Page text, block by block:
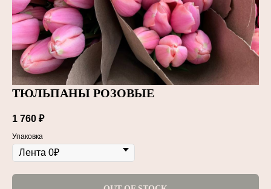
ТЮЛЬПАНЫ РОЗОВЫЕ
1 760 ₽
Упаковка